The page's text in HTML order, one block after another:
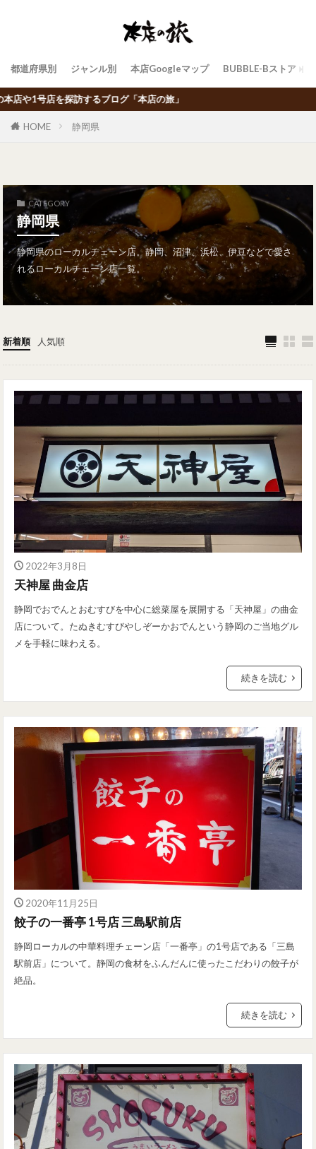
都道府県別 ジャンル別 本店Googleマップ BUBBLE-Bストア
グ「本店の旅」
HOME 静岡県
CATEGORY
静岡県
静岡県のローカルチェーン店。静岡、沼津、浜松、伊豆などで愛さ
れるローカルチェーン店一覧。
新着順 人気順
2022年3月8日
天神屋 曲金店
静岡でおでんとおむすびを中心に総菜屋を展開する「天神屋」の曲金
店について。たぬきむすびやしぞーかおでんという静岡のご当地グル
メを手軽に味わえる。
続きを読む
2020年11月25日
餃子の一番亭 1号店 三島駅前店
静岡ローカルの中華料理チェーン店「一番亭」の1号店である「三島
駅前店」について。静岡の食材をふんだんに使ったこだわりの餃子が
絶品。
続きを読む